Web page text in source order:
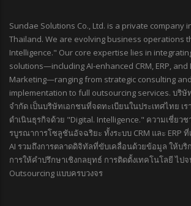
Sundae Solutions Co., Ltd. is a private company
Thailand. We are evolving business operations
Intelligence." Our core expertise lies in
solutions—including AI-enhanced CRM, ERP, and
Marketing—ranging from strategic consulting
implementation to full outsourcing services. บริ
จำกัด เป็นบริษัทเอกชนที่จดทะเบียนในประเทศไทย เ
ดำเนินธุรกิจด้วย "Digital. Intelligence." ความเชี่ยว
รบูรณาการโซลูชันอัจฉริยะ ทั้งระบบ CRM และ ERP
AI รวมถึงการตลาดดิจิทัลที่ขับเคลื่อนด้วยข้อมูล ให้บ
การให้คำปรึกษาเชิงกลยุทธ์ การติดตั้งเทคโนโลยี ไป
Outsourcing แบบครบวงจร